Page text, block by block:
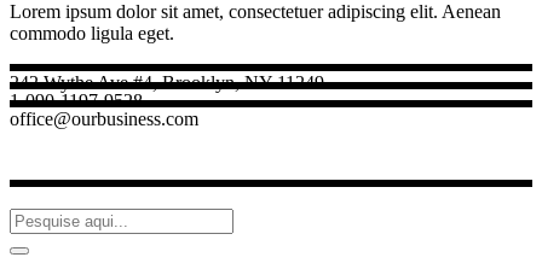
Lorem ipsum dolor sit amet, consectetuer adipiscing elit. Aenean
commodo ligula eget.
242 Wythe Ave #4, Brooklyn, NY 11249
1-090-1197-9528
office@ourbusiness.com